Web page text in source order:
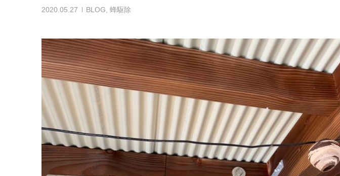
2020.05.27 BLOG 蜂駆除